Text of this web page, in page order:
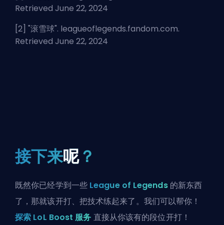
Retrieved June 22, 2024
[2] "滚雪球". leagueoflegends.fandom.com.
Retrieved June 22, 2024
接下来呢？
既然你已经学到一些 League of Legends的新东西
了，那就该开打、把技术练起来了。我们可以帮你！
探索 LoL Boost 服务 直接从你该有的段位开打！